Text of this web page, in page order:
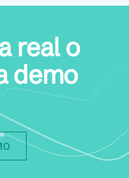
real o
demo